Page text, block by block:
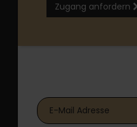
Zugang anfordern